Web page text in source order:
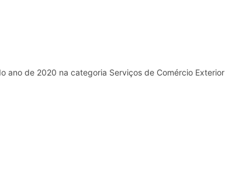
ano de 2020 na categoria Serviços de Comércio Exterior